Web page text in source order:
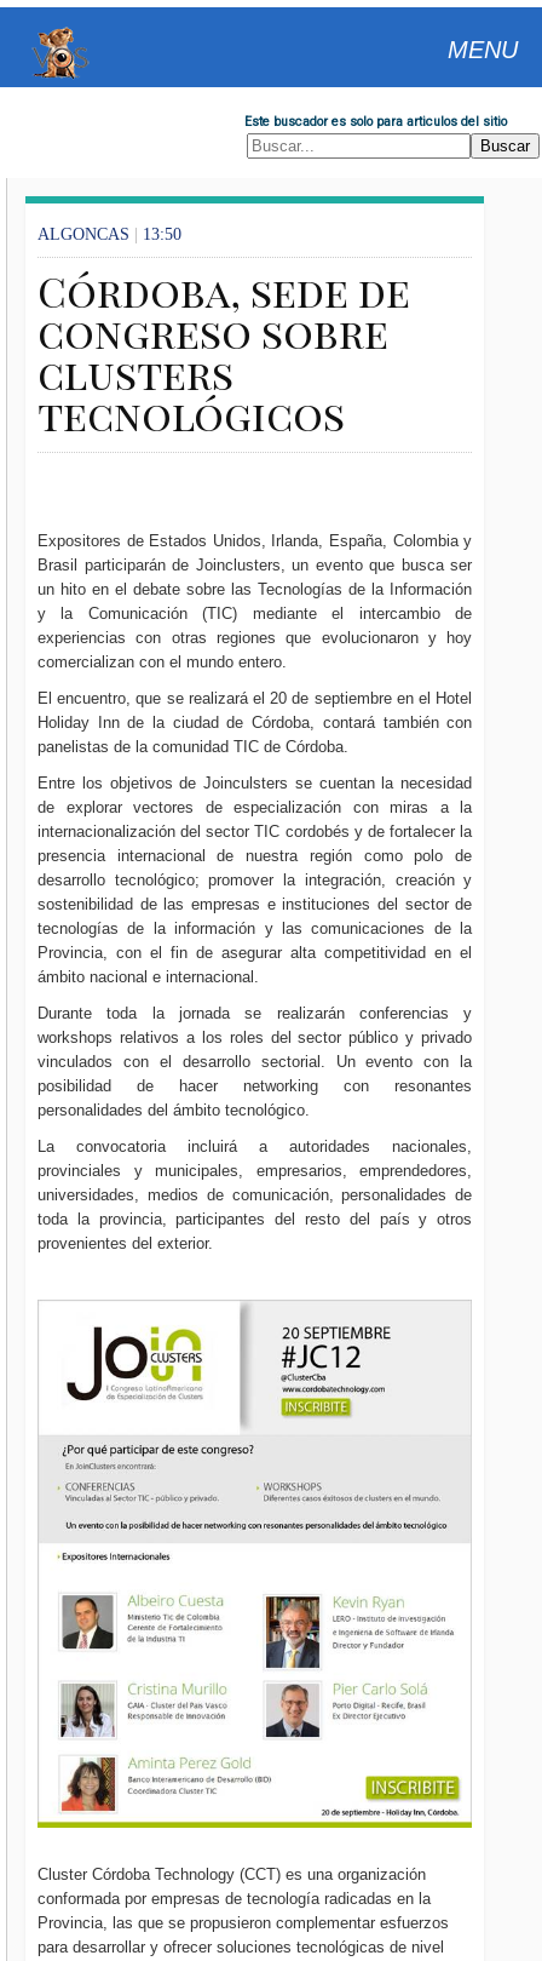
MENU
Este buscador es solo para articulos del sitio
ALGONCAS | 13:50
Córdoba, sede de
congreso sobre
clusters
tecnológicos
Expositores de Estados Unidos, Irlanda, España, Colombia y
Brasil participarán de Joinclusters, un evento que busca ser
un hito en el debate sobre las Tecnologías de la Información
y la Comunicación (TIC) mediante el intercambio de
experiencias con otras regiones que evolucionaron y hoy
comercializan con el mundo entero.
El encuentro, que se realizará el 20 de septiembre en el Hotel
Holiday Inn de la ciudad de Córdoba, contará también con
panelistas de la comunidad TIC de Córdoba.
Entre los objetivos de Joinculsters se cuentan la necesidad
de explorar vectores de especialización con miras a la
internacionalización del sector TIC cordobés y de fortalecer la
presencia internacional de nuestra región como polo de
desarrollo tecnológico; promover la integración, creación y
sostenibilidad de las empresas e instituciones del sector de
tecnologías de la información y las comunicaciones de la
Provincia, con el fin de asegurar alta competitividad en el
ámbito nacional e internacional.
Durante toda la jornada se realizarán conferencias y
workshops relativos a los roles del sector público y privado
vinculados con el desarrollo sectorial. Un evento con la
posibilidad de hacer networking con resonantes
personalidades del ámbito tecnológico.
La convocatoria incluirá a autoridades nacionales,
provinciales y municipales, empresarios, emprendedores,
universidades, medios de comunicación, personalidades de
toda la provincia, participantes del resto del país y otros
provenientes del exterior.
Cluster Córdoba Technology (CCT) es una organización
conformada por empresas de tecnología radicadas en la
Provincia, las que se propusieron complementar esfuerzos
para desarrollar y ofrecer soluciones tecnológicas de nivel